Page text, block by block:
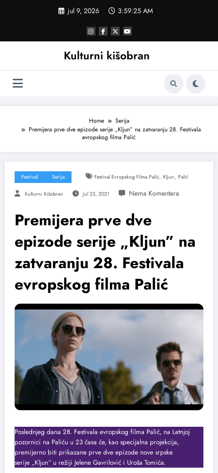
jul 9, 2026 3:59:26 AM
Kulturni kišobran
Home
Serija
Premijera prve dve epizode serije „Kljun” na zatvaranju 28. Festivala
evropskog filma Palić
Festivali Serija Festival Evropskog Filma Palić, Kljun, Palić
Kulturni Kišobran Jul 23, 2021
Premijera prve dve
epizode serije „Kljun” na
zatvaranju 28. Festivala
evropskog filma Palić
Poslednjeg dana 28. Festivala evropskog filma Palić, na Letnjoj
pozornici na Paliću u 23 časa će, kao specijalna projekcija,
premijerno biti prikazane prve dve epizode nove srpske
serije „Kljun“ u režiji Jelene Gavrilović i Uroša Tomića.